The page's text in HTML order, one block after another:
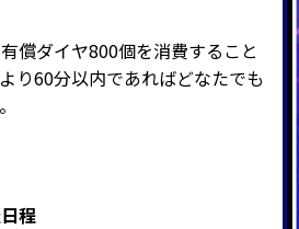
償ダイヤ800個を消費すること
り60分以内であればどなたでも
程